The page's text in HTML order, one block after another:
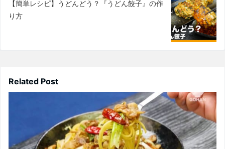
【簡単レシピ】うどんどう？『うどん餃子』の作
り方
Related Post